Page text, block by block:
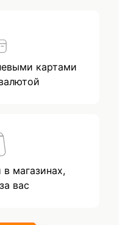
картами
магазинах,
вас